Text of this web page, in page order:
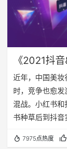
《2021抖
布，全面解
近年，中国美
时，竞争也愈
混战。小红书
书种草后到抖
书美妆行业营
7975点热度